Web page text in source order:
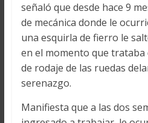
señaló que desde hace 9
de mecánica donde le
una esquirla de fierro le
en el momento que
de rodaje de las ruedas
serenazgo.
Manifiesta que a las dos